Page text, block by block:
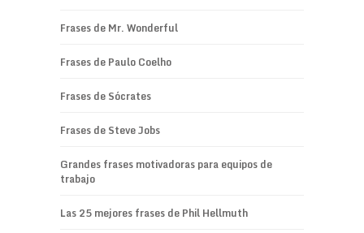
Frases de Mr. Wonderful
Frases de Paulo Coelho
Frases de Sócrates
Frases de Steve Jobs
Grandes frases motivadoras para equipos de
trabajo
Las 25 mejores frases de Phil Hellmuth